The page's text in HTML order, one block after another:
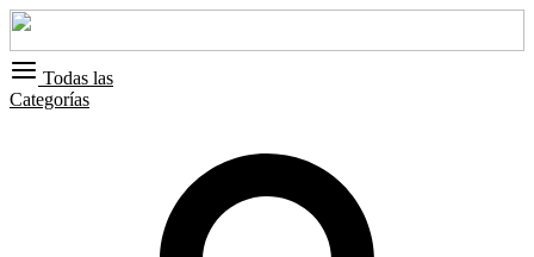
Todas las
Categorías